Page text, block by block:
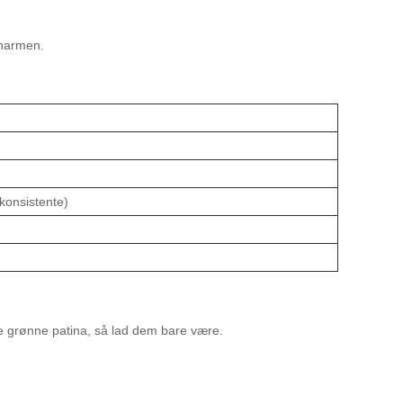
grønne patina, så lad dem bare være.